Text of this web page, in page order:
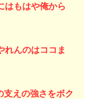
はもはや俺から
れんのはココま
えの強さをボク